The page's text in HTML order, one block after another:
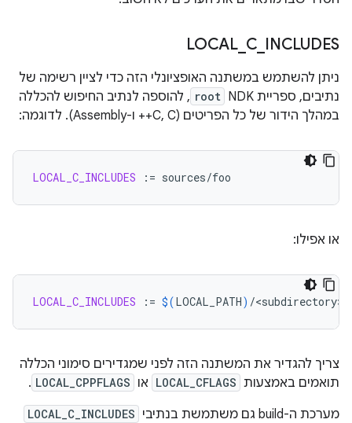
LOCAL_ C INCLUDES
ניתן להשתמש במשתנה האופציונלי הזה כדי לציין רשימה של
נתיבים, ספריית NDK
root , להוספה לנתיב החיפוש להכללה
במהלך הידור של כל הפריטים (C, C++ ו-Assembly). לדוגמה:
LOCAL_C_INCLUDES :=
או אפילו:
LOCAL_C_INCLUDES := $(LOCAL_PATH)
צריך להגדיר את המשתנה הזה לפני שמגדירים סימוני הכללה
תואמים באמצעות LOCAL_CFLAGS או LOCAL_CPPFLAGS
.
מערכת ה-build גם משתמשת בנתיבי
LOCAL_C_INCLUDES